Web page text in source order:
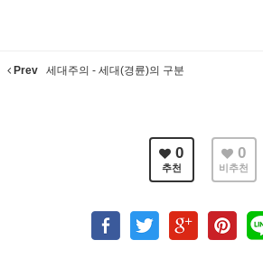
Prev 세대주의 - 세대(경륜)의 구분
0
추천
0
비추천